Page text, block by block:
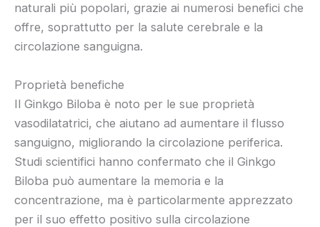
naturali più popolari, grazie ai numerosi benefici che
offre, soprattutto per la salute cerebrale e la
circolazione sanguigna.
Proprietà benefiche
Il Ginkgo Biloba è noto per le sue proprietà
vasodilatatrici, che aiutano ad aumentare il flusso
sanguigno, migliorando la circolazione periferica.
Studi scientifici hanno confermato che il Ginkgo
Biloba può aumentare la memoria e la
concentrazione, ma è particolarmente apprezzato
per il suo effetto positivo sulla circolazione